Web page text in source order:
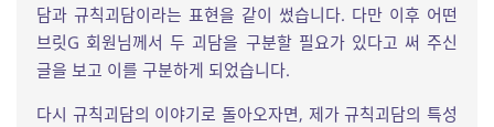
담과 규칙괴담이라는 표현을 같이 썼습니다. 다만 이후 어떤
브릿G 회원님께서 두 괴담을 구분할 필요가 있다고 써 주신
글을 보고 이를 구분하게 되었습니다.
다시 규칙괴담의 이야기로 돌아오자면, 제가 규칙괴담의 특성